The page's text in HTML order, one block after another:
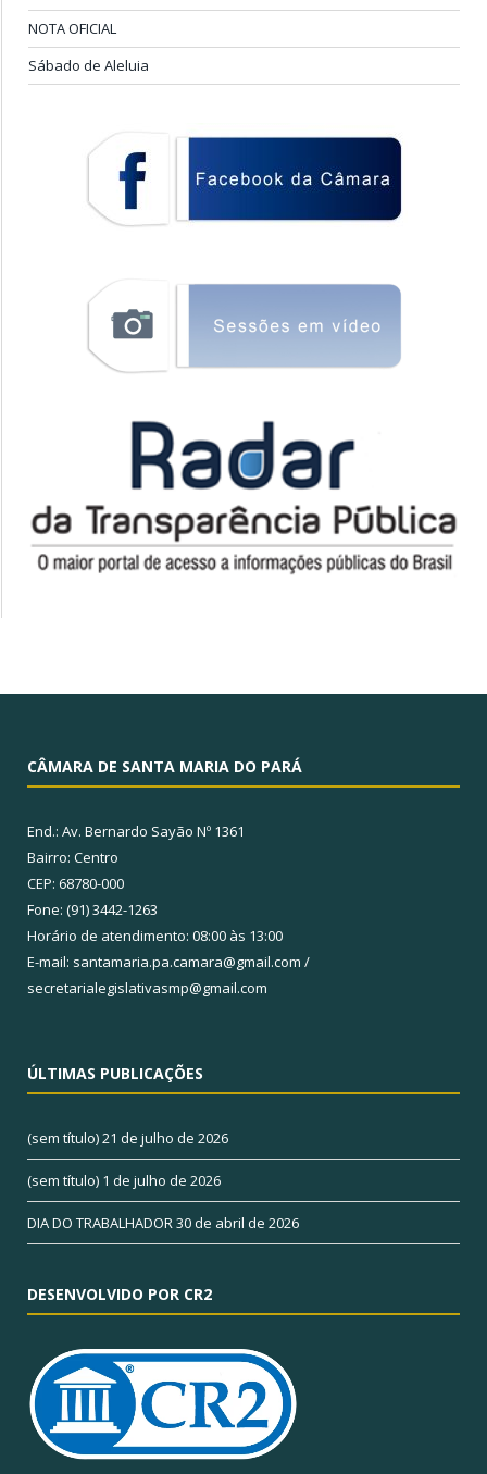
NOTA OFICIAL
Sábado de Aleluia
CÂMARA DE SANTA MARIA DO PARÁ
End.: Av. Bernardo Sayão Nº 1361
Bairro: Centro
CEP: 68780-000
Fone: (91) 3442-1263
Horário de atendimento: 08:00 às 13:00
E-mail: santamaria.pa.camara@gmail.com /
secretarialegislativasmp@gmail.com
ÚLTIMAS PUBLICAÇÕES
(sem título)21 de julho de 2026
(sem título) 1 de julho de 2026
DIA DO TRABALHADOR 30 de abril de 2026
DESENVOLVIDO POR CR2